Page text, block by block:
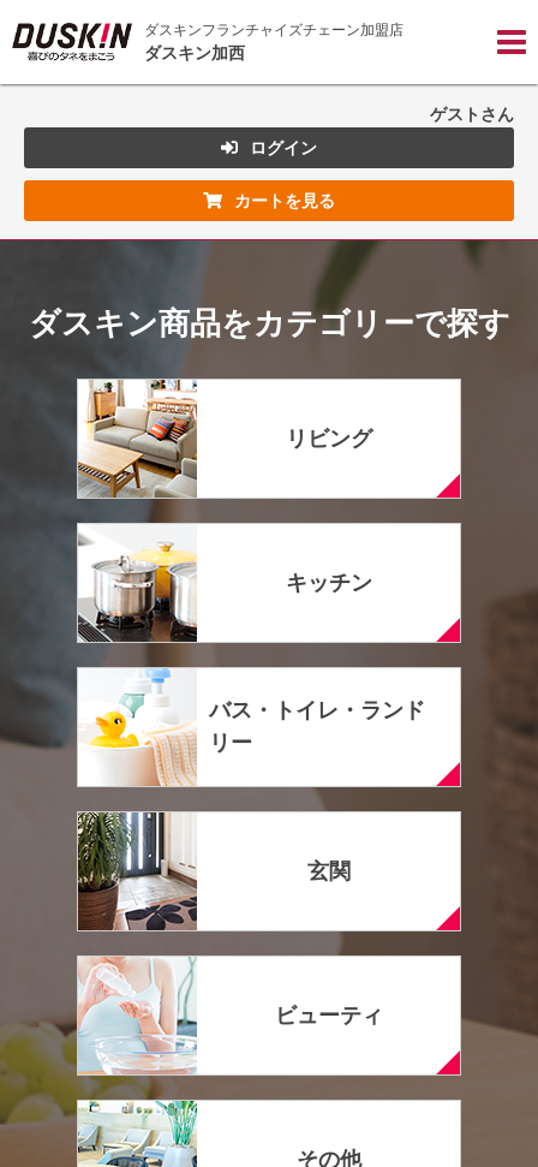
ダスキンフランチャイズチェーン加盟店
ダスキン加西 
カートを見る
ゲストさん
ログイン
ダスキン商品をカテゴリーで探す
リビング
キッチン
バス・トイレ・ランド
リー
玄関
ビューティ
その他